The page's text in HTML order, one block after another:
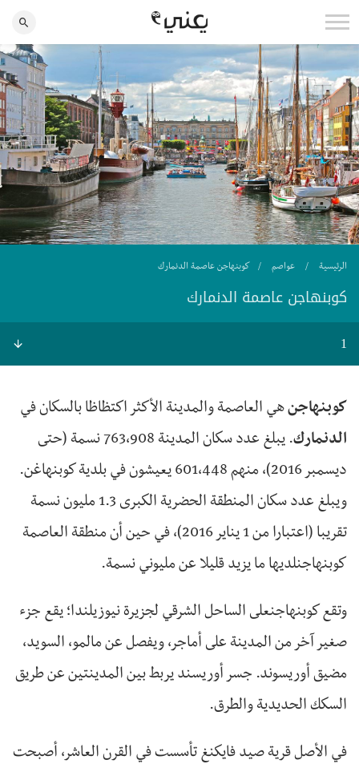
الرئيسية عواصم كوبنهاجن عاصمة الدنمارك
كوبنهاجن عاصمة الدنمارك
1
كوبنهاجنهي العاصمة والمدينة الأكثر اكتظاظا بالسكان في
الدنمارك
. يبلغ عدد سكان المدينة 763،908 نسمة (حتى
ديسمبر 2016)، منهم 601،448 يعيشون في بلدية كوبنهاغن.
ويبلغ عدد سكان المنطقة الحضرية الكبرى 1.3 مليون نسمة
تقريبا (اعتبارا من 1 يناير 2016)، في حين أن منطقة العاصمة
كوبنهاجنلديها ما يزيد قليلا عن مليوني نسمة.
وتقع كوبنهاجنعلى الساحل الشرقي لجزيرة نيوزيلندا؛ يقع جزء
صغير آخر من المدينة على أماجر، ويفصل عن مالمو، السويد،
مضيق أوريسوند. جسر أوريسند يربط بين المدينتين عن طريق
السكك الحديدية والطرق.
في الأصل قرية صيد فايكنغ تأسست في القرن العاشر، أصبحت